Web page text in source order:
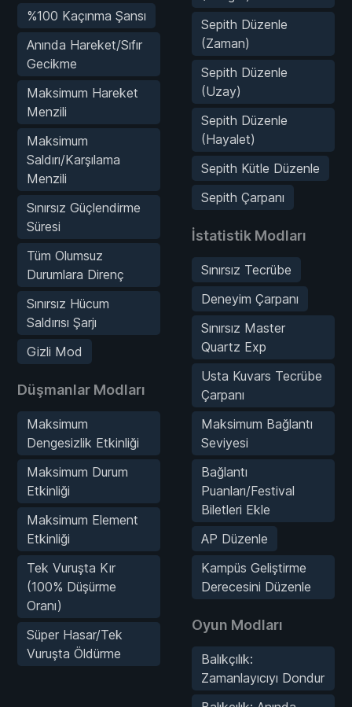
%100 Kaçınma Şansı
Anında Hareket/Sıfır
Gecikme
Maksimum Hareket
Menzili
Maksimum
Saldırı/Karşılama
Menzili
Sınırsız Güçlendirme
Süresi
Tüm Olumsuz
Durumlara Direnç
Sınırsız Hücum
Saldırısı Şarjı
Gizli Mod
Düşmanlar Modları
Maksimum
Dengesizlik Etkinliği
Maksimum Durum
Etkinliği
Maksimum Element
Etkinliği
Tek Vuruşta Kır
(100% Düşürme
Oranı)
Süper Hasar/Tek
Vuruşta Öldürme
Sepith Düzenle
(Zaman)
Sepith Düzenle
(Uzay)
Sepith Düzenle
(Hayalet)
Sepith Kütle Düzenle
Sepith Çarpanı
İstatistik Modları
Sınırsız Tecrübe
Deneyim Çarpanı
Sınırsız Master
Quartz Exp
Usta Kuvars Tecrübe
Çarpanı
Maksimum Bağlantı
Seviyesi
Bağlantı
Puanları/Festival
Biletleri Ekle
AP Düzenle
Kampüs Geliştirme
Derecesini Düzenle
Oyun Modları
Balıkçılık:
Zamanlayıcıyı Dondur